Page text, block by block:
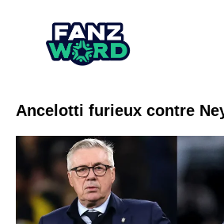
Ancelotti furieux contre